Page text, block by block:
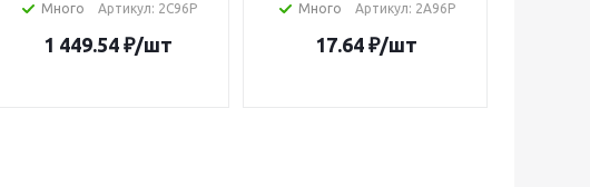
Много Артикул: 2C96P
1 449.54₽/шт
Много Артикул: 2A96P
17.64₽/шт